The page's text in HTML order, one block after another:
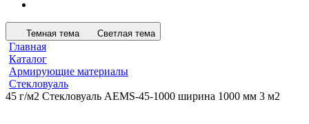
Темная тема Светлая тема
Главная
Каталог
Армирующие материалы
Стекловуаль
45 г/м2 Стекловуаль AEMS-45-1000 ширина 1000 мм 3 м2